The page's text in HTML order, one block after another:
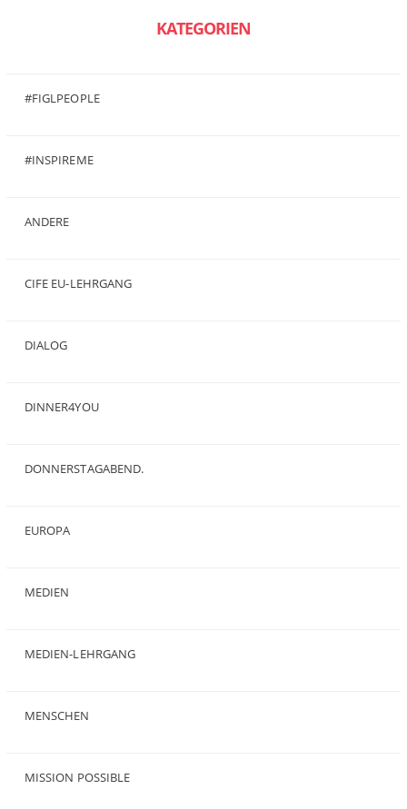
KATEGORIEN
#FIGLPEOPLE
#INSPIREME
ANDERE
CIFE EU-LEHRGANG
DIALOG
DINNER4YOU
DONNERSTAGABEND.
EUROPA
MEDIEN
MEDIEN-LEHRGANG
MENSCHEN
MISSION POSSIBLE